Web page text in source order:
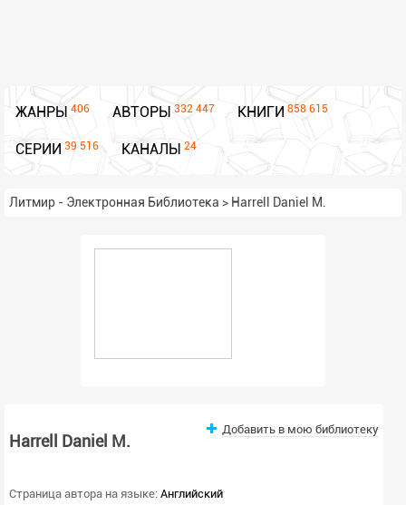
ЖАНРЫ 406 АВТОРЫ 332 447 КНИГИ 858 615
СЕРИИ 39 516 КАНАЛЫ 24
Литмир - Электронная Библиотека > Harrell Daniel M.
Harrell Daniel M.
Добавить в мою библиотеку
Страница автора на языке: Английский